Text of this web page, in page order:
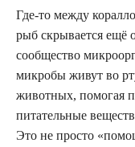
Где-то между
рыб скрывается
сообщество
микробы живут во
животных, помогая
питательные
Это не просто